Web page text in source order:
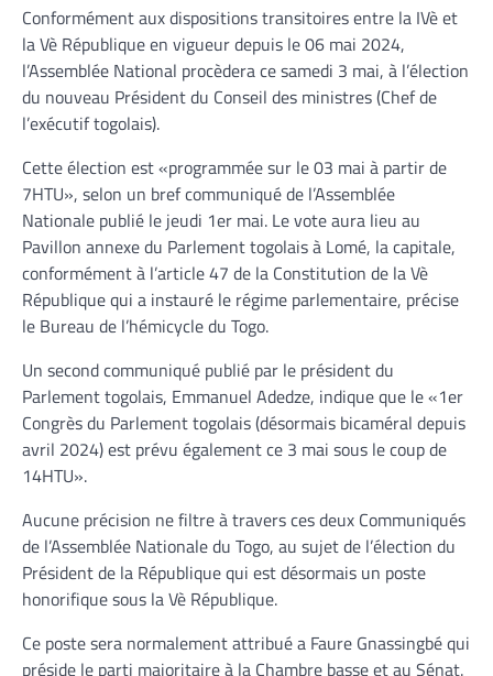
Conformément aux dispositions transitoires entre la IVè et
la Vè République en vigueur depuis le 06 mai 2024,
l’Assemblée National procèdera ce samedi 3 mai, à l’élection
du nouveau Président du Conseil des ministres (Chef de
l’exécutif togolais).
Cette élection est «programmée sur le 03 mai à partir de
7HTU», selon un bref communiqué de l’Assemblée
Nationale publié le jeudi 1er mai. Le vote aura lieu au
Pavillon annexe du Parlement togolais à Lomé, la capitale,
conformément à l’article 47 de la Constitution de la Vè
République qui a instauré le régime parlementaire, précise
le Bureau de l’hémicycle du Togo.
Un second communiqué publié par le président du
Parlement togolais, Emmanuel Adedze, indique que le «1er
Congrès du Parlement togolais (désormais bicaméral depuis
avril 2024) est prévu également ce 3 mai sous le coup de
14HTU».
Aucune précision ne filtre à travers ces deux Communiqués
de l’Assemblée Nationale du Togo, au sujet de l’élection du
Président de la République qui est désormais un poste
honorifique sous la Vè République.
Ce poste sera normalement attribué a Faure Gnassingbé qui
préside le parti majoritaire à la Chambre basse et au Sénat.